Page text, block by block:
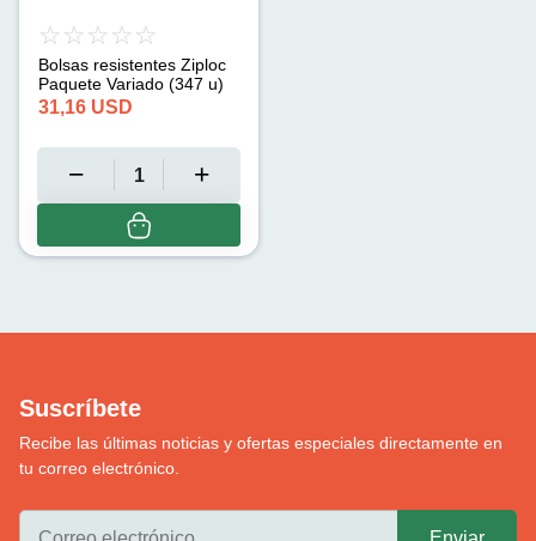
Bolsas resistentes Ziploc
Paquete Variado (347 u)
31,16 USD
Suscríbete
Recibe las últimas noticias y ofertas especiales directamente en
tu correo electrónico.